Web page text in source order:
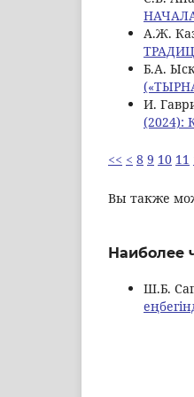
А.Ж.
Б.А.
И.
(2024):
<< < 8 9 10 11
Вы также
Наиболее
Ш.Б.